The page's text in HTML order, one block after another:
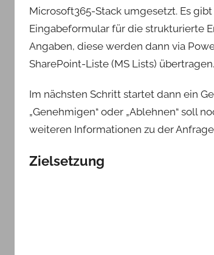
Microsoft365-Stack umgesetzt. Es
Eingabeformular für die strukturierte
Angaben, diese werden dann via
SharePoint-Liste (MS Lists) übertragen.
Im nächsten Schritt startet dann ein
„Genehmigen“ oder „Ablehnen“ soll
weiteren Informationen zu der
Zielsetzung